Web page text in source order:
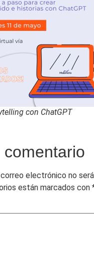
con ChatGPT
comentario
electrónico no
están marcados con